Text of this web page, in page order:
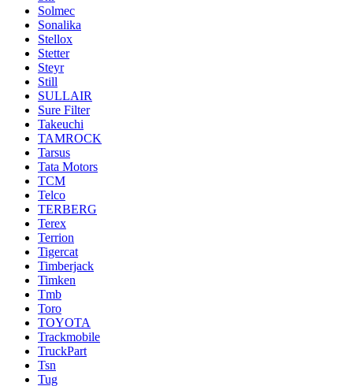
Solmec
Sonalika
Stellox
Stetter
Steyr
Still
SULLAIR
Sure Filter
Takeuchi
TAMROCK
Tarsus
Tata Motors
TCM
Telco
TERBERG
Terex
Terrion
Tigercat
Timberjack
Timken
Tmb
Toro
TOYOTA
Trackmobile
TruckPart
Tsn
Tug